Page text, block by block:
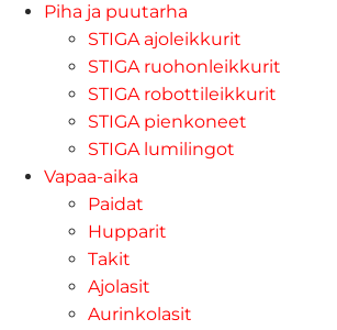
Piha ja puutarha
STIGA ajoleikkurit
STIGA ruohonleikkurit
STIGA robottileikkurit
STIGA pienkoneet
STIGA lumilingot
Vapaa-aika
Paidat
Hupparit
Takit
Ajolasit
Aurinkolasit